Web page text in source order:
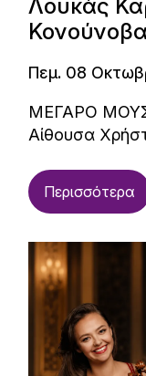
Λουκάς
Πεμ. 08
ΜΕΓΑΡΟ
Αίθουσα
Περισσότερα